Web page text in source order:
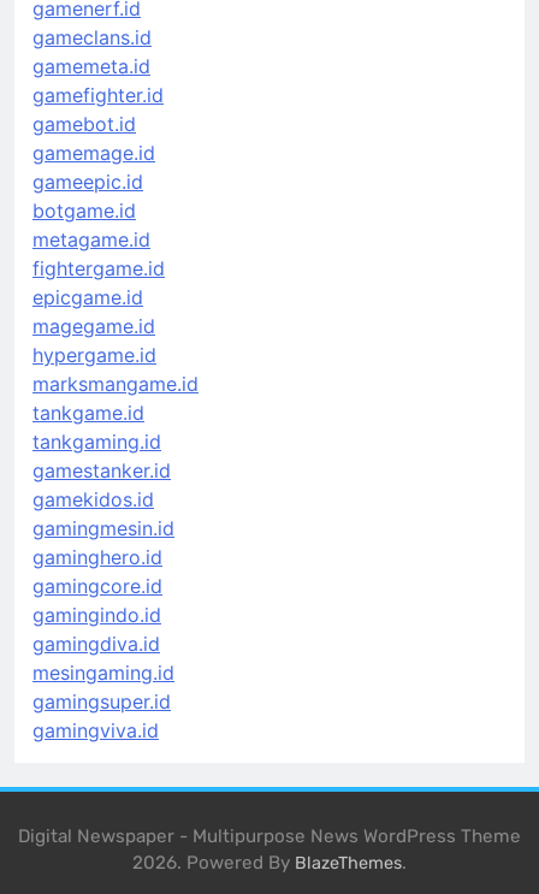
gamenerf.id
gameclans.id
gamemeta.id
gamefighter.id
gamebot.id
gamemage.id
gameepic.id
botgame.id
metagame.id
fightergame.id
epicgame.id
magegame.id
hypergame.id
marksmangame.id
tankgame.id
tankgaming.id
gamestanker.id
gamekidos.id
gamingmesin.id
gaminghero.id
gamingcore.id
gamingindo.id
gamingdiva.id
mesingaming.id
gamingsuper.id
gamingviva.id
Digital Newspaper - Multipurpose News WordPress Theme
2026. Powered By BlazeThemes.